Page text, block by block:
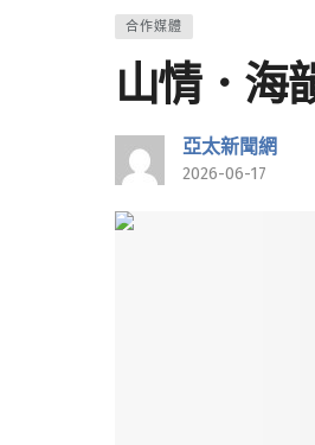
合作媒體
山情．海
亞太新聞網
2026-06-17